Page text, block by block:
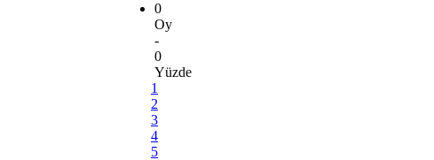
0
Oy
-
0
Yüzde
1
2
3
4
5